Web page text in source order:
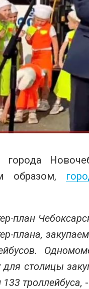
образом,
план
плана,
для столицы
троллейбуса,